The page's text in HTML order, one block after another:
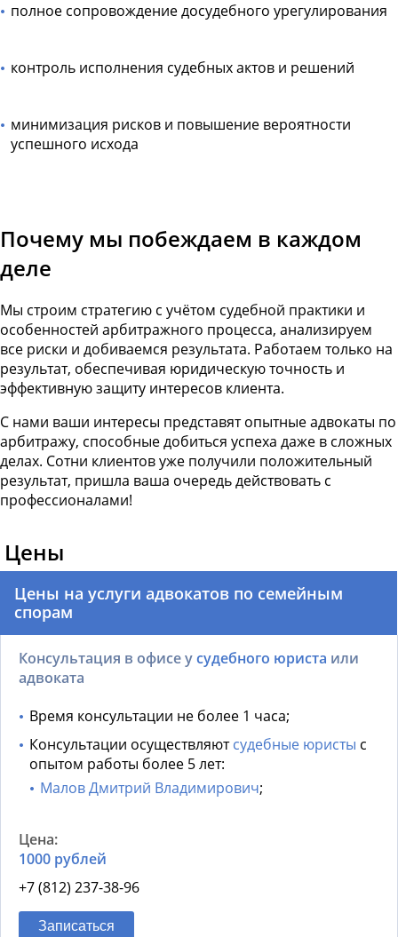
полное сопровождение досудебного урегулирования
контроль исполнения судебных актов и решений
минимизация рисков и повышение вероятности
успешного исхода
Почему мы побеждаем в каждом
деле
Мы строим стратегию с учётом судебной практики и
особенностей арбитражного процесса, анализируем
все риски и добиваемся результата. Работаем только на
результат, обеспечивая юридическую точность и
эффективную защиту интересов клиента.
С нами ваши интересы представят опытные адвокаты по
арбитражу, способные добиться успеха даже в сложных
делах. Сотни клиентов уже получили положительный
результат, пришла ваша очередь действовать с
профессионалами!
Цены
Цены на услуги адвокатов по семейным
спорам
Консультация в офисе усудебного юриста или
адвоката
Время консультации не более 1 часа;
Консультации осуществляютсудебные юристы с
опытом работы более 5 лет:
Малов Дмитрий Владимирович;
1000 рублей
+7 (812) 237-38-96
Записаться